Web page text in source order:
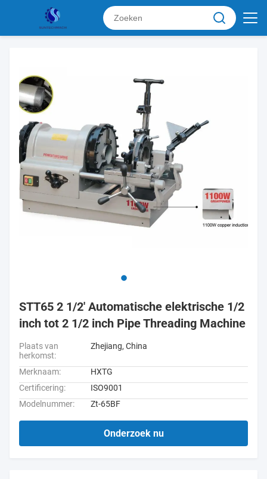
STT65 2 1/2' Automatische elektrische 1/2
inch tot 2 1/2 inch Pipe Threading Machine
Plaats van
herkomst:
Zhejiang, China
Merknaam:
HXTG
Certificering:
ISO9001
Modelnummer:
Zt-65BF
Onderzoek nu